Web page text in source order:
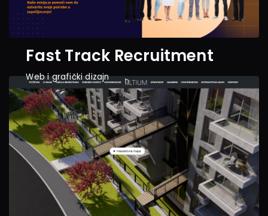
Fast Track Recruitment
Web i grafički dizajn